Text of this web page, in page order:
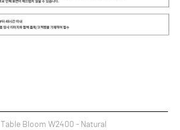
Table Bloom W2400 - Natural